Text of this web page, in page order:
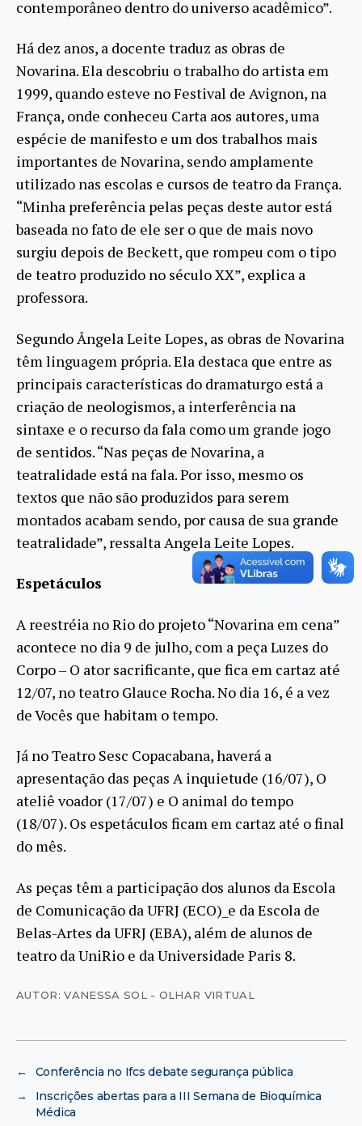
contemporâneo dentro do universo acadêmico”.
Há dez anos, a docente traduz as obras de
Novarina. Ela descobriu o trabalho do artista em
1999, quando esteve no Festival de Avignon, na
França, onde conheceu Carta aos autores, uma
espécie de manifesto e um dos trabalhos mais
importantes de Novarina, sendo amplamente
utilizado nas escolas e cursos de teatro da França.
“Minha preferência pelas peças deste autor está
baseada no fato de ele ser o que de mais novo
surgiu depois de Beckett, que rompeu com o tipo
de teatro produzido no século XX”, explica a
professora.
Segundo Ângela Leite Lopes, as obras de Novarina
têm linguagem própria. Ela destaca que entre as
principais características do dramaturgo está a
criação de neologismos, a interferência na
sintaxe e o recurso da fala como um grande jogo
de sentidos. “Nas peças de Novarina, a
teatralidade está na fala. Por isso, mesmo os
textos que não são produzidos para serem
montados acabam sendo, por causa de sua grande
teatralidade”, ressalta Angela Leite Lopes.
Espetáculos
A reestréia no Rio do projeto “Novarina em cena”
acontece no dia 9 de julho, com a peça Luzes do
Corpo – O ator sacrificante, que fica em cartaz até
12/07, no teatro Glauce Rocha. No dia 16, é a vez
de Vocês que habitam o tempo.
Já no Teatro Sesc Copacabana, haverá a
apresentação das peças A inquietude (16/07), O
ateliê voador (17/07) e O animal do tempo
(18/07). Os espetáculos ficam em cartaz até o final
do mês.
As peças têm a participação dos alunos da Escola
de Comunicação da UFRJ (ECO)_e da Escola de
Belas-Artes da UFRJ (EBA), além de alunos de
teatro da UniRio e da Universidade Paris 8.
AUTOR: VANESSA SOL - OLHAR VIRTUAL
←
Conferência no Ifcs debate segurança pública
→
Inscrições abertas para a III Semana de Bioquímica
Médica